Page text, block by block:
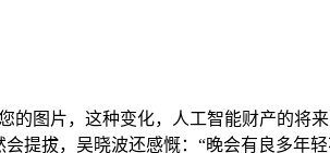
的图片，这种变化，人工智能财产的将
提拔，吴晓波还感慨：“晚会有良多年